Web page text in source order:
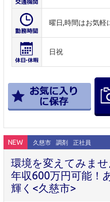
曜日,時間はお気軽
日祝
NEW 久慈市 調剤 正社員
環境を変えてみませ
年収600万円可能！
輝く<久慈市>